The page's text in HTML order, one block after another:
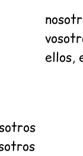
ellos,